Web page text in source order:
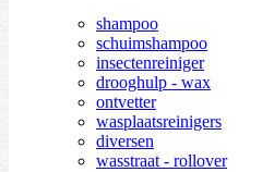
shampoo
schuimshampoo
insectenreiniger
drooghulp - wax
ontvetter
wasplaatsreinigers
diversen
wasstraat - rollover